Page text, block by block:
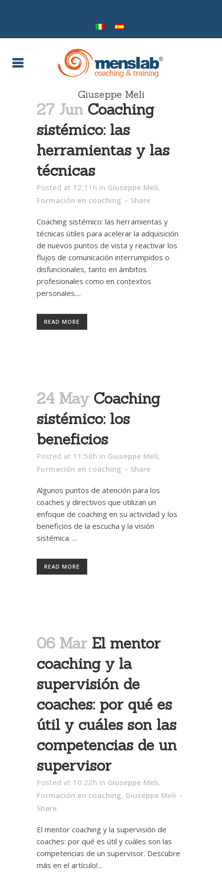
Giuseppe Meli
27 Jun Coaching
sistémico: las
herramientas y las
técnicas
Posted at 12:11h in Giuseppe Meli,
Formación en coaching
Share
Coaching sistémico: las herramientas y
técnicas útiles para acelerar la adquisición
de nuevos puntos de vista y reactivar los
flujos de comunicación interrumpidos o
disfuncionales, tanto en ámbitos
profesionales como en contextos
personales....
READ MORE
24 May Coaching
sistémico: los
beneficios
Posted at 11:58h in Giuseppe Meli,
Formación en coaching
Share
Algunos puntos de atención para los
coaches y directivos que utilizan un
enfoque de coaching en su actividad y los
beneficios de la escucha y la visión
sistémica. ...
READ MORE
06 Mar El mentor
coaching y la
supervisión de
coaches: por qué es
útil y cuáles son las
competencias de un
supervisor
Posted at 10:22h in Giuseppe Meli,
Formación en coaching, Giuseppe Meli
Share
El mentor coaching y la supervisión de
coaches: por qué es útil y cuáles son las
competencias de un supervisor. Descubre
más en el artículo!...